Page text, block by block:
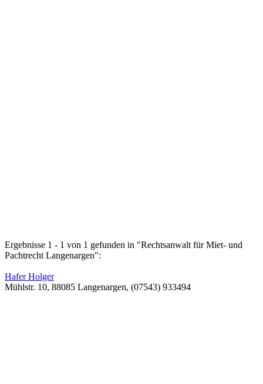
Ergebnisse 1 - 1 von 1 gefunden in "Rechtsanwalt für Miet- und
Pachtrecht Langenargen":
Hafer Holger
Mühlstr. 10, 88085 Langenargen, (07543) 933494